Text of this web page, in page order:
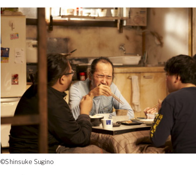
©Shinsuke Sugino